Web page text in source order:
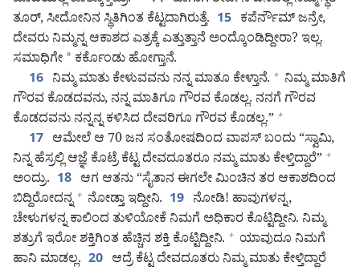
ತೂರ್‌, ಸೀದೋನಿನ ಸ್ಥಿತಿಗಿಂತ ಕೆಟ್ಟದಾಗಿರುತ್ತೆ. 15 ಕಪೆರ್ನೌಮ್‌ ಜನ್ರೇ,
ದೇವರು ನಿಮ್ಮನ್ನ ಆಕಾಶದ ಎತ್ರಕ್ಕೆ ಎತ್ತುತ್ತಾನೆ ಅಂದ್ಕೊಂಡಿದ್ದೀರಾ? ಇಲ್ಲ.
ಸಮಾಧಿಗೇ * ಕರ್ಕೊಂಡು ಹೋಗ್ತಾನೆ.
16 ನಿಮ್ಮ ಮಾತು ಕೇಳುವವನು ನನ್ನ ಮಾತೂ ಕೇಳ್ತಾನೆ. + ನಿಮ್ಮ ಮಾತಿಗೆ
ಗೌರವ ಕೊಡದವನು, ನನ್ನ ಮಾತಿಗೂ ಗೌರವ ಕೊಡಲ್ಲ. ನನಗೆ ಗೌರವ
ಕೊಡದವನು ನನ್ನನ್ನ ಕಳಿಸಿದ ದೇವರಿಗೂ ಗೌರವ ಕೊಡಲ್ಲ.” +
17 ಆಮೇಲೆ ಆ 70 ಜನ ಸಂತೋಷದಿಂದ ವಾಪಸ್‌ ಬಂದು “ಸ್ವಾಮಿ,
ನಿನ್ನ ಹೆಸ್ರಲ್ಲಿ ಆಜ್ಞೆ ಕೊಟ್ರೆ ಕೆಟ್ಟ ದೇವದೂತರೂ ನಮ್ಮ ಮಾತು ಕೇಳ್ತಿದ್ದಾರೆ” +
ಅಂದ್ರು. 18 ಆಗ ಆತನು “ಸೈತಾನ ಈಗಲೇ ಮಿಂಚಿನ ತರ ಆಕಾಶದಿಂದ
ಬಿದ್ದಿರೋದನ್ನ + ನೋಡ್ತಾ ಇದ್ದೀನಿ. 19 ನೋಡಿ! ಹಾವುಗಳನ್ನ,
ಚೇಳುಗಳನ್ನ ಕಾಲಿಂದ ತುಳಿಯೋಕೆ ನಿಮಗೆ ಅಧಿಕಾರ ಕೊಟ್ಟಿದ್ದೀನಿ. ನಿಮ್ಮ
ಶತ್ರುಗೆ ಇರೋ ಶಕ್ತಿಗಿಂತ ಹೆಚ್ಚಿನ ಶಕ್ತಿ ಕೊಟ್ಟಿದ್ದೀನಿ. + ಯಾವುದೂ ನಿಮಗೆ
ಹಾನಿ ಮಾಡಲ್ಲ. 20 ಆದ್ರೆ ಕೆಟ್ಟ ದೇವದೂತರು ನಿಮ್ಮ ಮಾತು ಕೇಳ್ತಿದ್ದಾರೆ